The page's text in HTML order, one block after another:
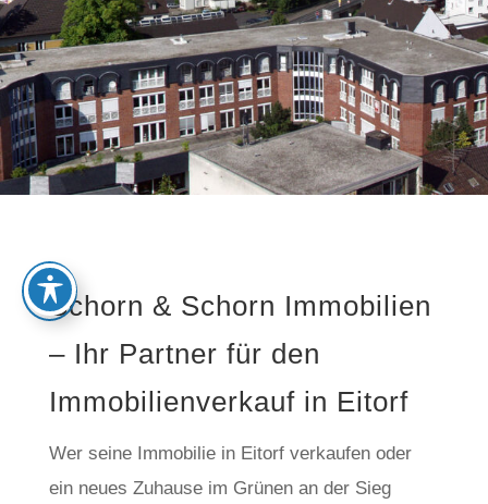
Schorn & Schorn Immobilien
– Ihr Partner für den
Immobilienverkauf in Eitorf
Wer seine Immobilie in Eitorf verkaufen oder
ein neues Zuhause im Grünen an der Sieg